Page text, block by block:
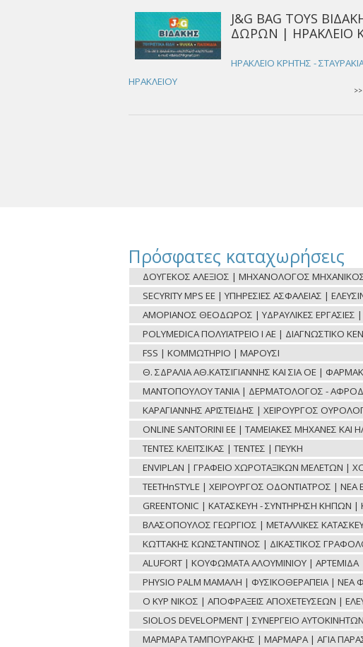
J&G BAG TOYS
ΔΩΡΩΝ | ΗΡΑΚΛΕΙΟ
ΗΡΑΚΛΕΙΟ ΚΡΗΤΗΣ -
ΗΡΑΚΛΕΙΟΥ
Πρόσφατες καταχωρήσεις
ΔΟΥΓΕΚΟΣ ΑΛΕΞΙΟΣ | ΜΗΧΑΝΟΛΟΓΟΣ ΜΗΧΑΝΙΚΟΣ
SECYRITY MPS ΕΕ | ΥΠΗΡΕΣΙΕΣ ΑΣΦΑΛΕΙΑΣ |
ΑΜΟΡΙΑΝΟΣ ΘΕΟΔΩΡΟΣ | ΥΔΡΑΥΛΙΚΕΣ ΕΡΓΑΣΙΕΣ |
POLYMEDICA ΠΟΛΥΪΑΤΡΕΙΟ Ι ΑΕ | ΔΙΑΓΝΩΣΤΙΚΟ
FSS | ΚΟΜΜΩΤΗΡΙΟ | ΜΑΡΟΥΣΙ
Θ. ΣΔΡΑΛΙΑ ΑΘ.ΚΑΤΣΙΓΙΑΝΝΗΣ ΚΑΙ ΣΙΑ ΟΕ |
ΜΑΝΤΟΠΟΥΛΟΥ ΤΑΝΙΑ | ΔΕΡΜΑΤΟΛΟΓΟΣ -
ΚΑΡΑΓΙΑΝΝΗΣ ΑΡΙΣΤΕΙΔΗΣ | ΧΕΙΡΟΥΡΓΟΣ
ONLINE SANTORINI ΕΕ | ΤΑΜΕΙΑΚΕΣ ΜΗΧΑΝΕΣ
ΤΕΝΤΕΣ ΚΛΕΙΤΣΙΚΑΣ | ΤΕΝΤΕΣ | ΠΕΥΚΗ
ENVIPLAN | ΓΡΑΦΕΙΟ ΧΩΡΟΤΑΞΙΚΩΝ ΜΕΛΕΤΩΝ |
TEETHnSTYLE | ΧΕΙΡΟΥΡΓΟΣ ΟΔΟΝΤΙΑΤΡΟΣ | ΝΕΑ
GREENTONIC | ΚΑΤΑΣΚΕΥΗ - ΣΥΝΤΗΡΗΣΗ ΚΗΠΩΝ |
ΒΛΑΣΟΠΟΥΛΟΣ ΓΕΩΡΓΙΟΣ | ΜΕΤΑΛΛΙΚΕΣ
ΚΩΤΤΑΚΗΣ ΚΩΝΣΤΑΝΤΙΝΟΣ | ΔΙΚΑΣΤΙΚΟΣ
ALUFORT | ΚΟΥΦΩΜΑΤΑ ΑΛΟΥΜΙΝΙΟΥ | ΑΡΤΕΜΙΔΑ
PHYSIO PALM ΜΑΜΑΛΗ | ΦΥΣΙΚΟΘΕΡΑΠΕΙΑ | ΝΕΑ
Ο ΚΥΡ ΝΙΚΟΣ | ΑΠΟΦΡΑΞΕΙΣ ΑΠΟΧΕΤΕΥΣΕΩΝ |
SIOLOS DEVELOPMENT | ΣΥΝΕΡΓΕΙΟ
ΜΑΡΜΑΡΑ ΤΑΜΠΟΥΡΑΚΗΣ | ΜΑΡΜΑΡΑ | ΑΓΙΑ